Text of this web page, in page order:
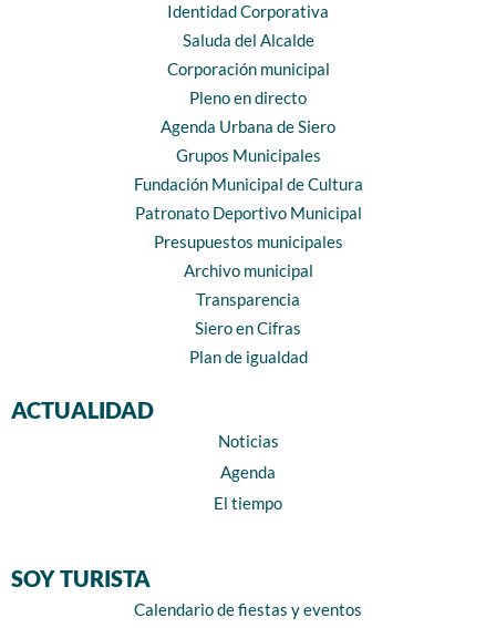
Identidad Corporativa
Saluda del Alcalde
Corporación municipal
Pleno en directo
Agenda Urbana de Siero
Grupos Municipales
Fundación Municipal de Cultura
Patronato Deportivo Municipal
Presupuestos municipales
Archivo municipal
Transparencia
Siero en Cifras
Plan de igualdad
ACTUALIDAD
Noticias
Agenda
El tiempo
SOY TURISTA
Calendario de fiestas y eventos